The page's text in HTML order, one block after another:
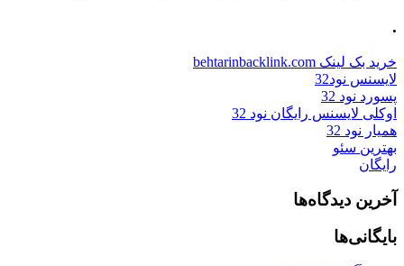
.
خرید بک لینک behtarinbacklink.com
لایسنس نود32
پسورد نود 32
اوکلی لایسنس رایگان نود 32
همیار نود 32
بهترین سئو
رایگان
آخرین دیدگاه‌ها
بایگانی‌ها